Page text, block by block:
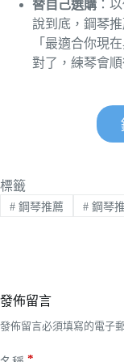
替自己選購 ：
說到底，鋼琴
「最適合你現
對了，練琴會
標籤
#鋼琴推薦 #鋼琴
發佈留言
發佈留言必須填寫的電子
*